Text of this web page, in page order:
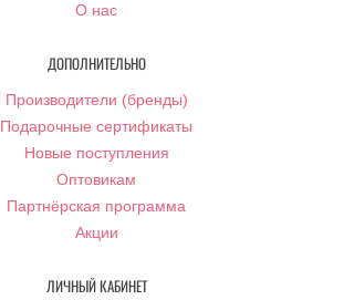
О нас
ДОПОЛНИТЕЛЬНО
Производители (бренды)
Подарочные сертификаты
Новые поступления
Оптовикам
Партнёрская программа
Акции
ЛИЧНЫЙ КАБИНЕТ